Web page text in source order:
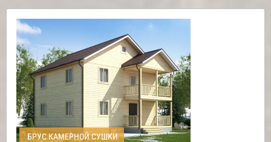
БРУС КАМЕРНОЙ СУШКИ